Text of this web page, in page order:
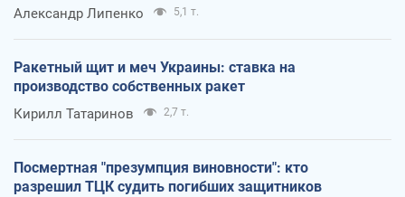
Александр Липенко 5,1 т.
Ракетный щит и меч Украины: ставка на
производство собственных ракет
Кирилл Татаринов 2,7 т.
Посмертная "презумпция виновности": кто
разрешил ТЦК судить погибших защитников